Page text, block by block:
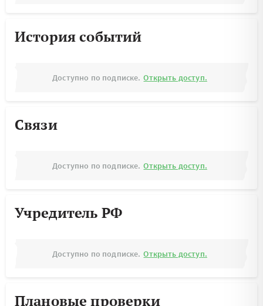
История событий
Доступно по подписке. Открыть доступ.
Связи
Доступно по подписке. Открыть доступ.
Учредитель РФ
Доступно по подписке. Открыть доступ.
Плановые проверки